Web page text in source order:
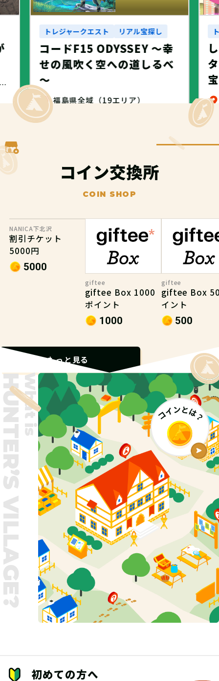
・NANICA -NAGOYA-
トレジャークエスト リアル宝探し
コードF15 ODYSSEY ～幸
せの風吹く空への道しるべ
～
福島県全域（19エリア）
宝
コイン交換所
COIN SHOP
NANICA下北沢
割引チケット
5000円
5000
giftee
giftee Box 1000
ポイント
1000
giftee
giftee Box
イント
500
もっと見る
What is
VILLAGE?
初めての方へ